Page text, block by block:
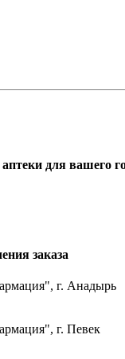
для вашего
заказа
г. Анадырь
г. Певек